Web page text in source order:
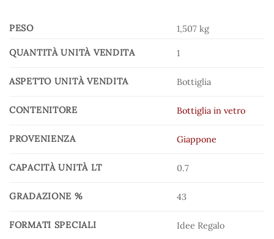
PESO 1,507 kg
QUANTITÀ UNITÀ VENDITA 1
ASPETTO UNITÀ VENDITA Bottiglia
CONTENITORE Bottiglia in vetro
PROVENIENZA Giappone
CAPACITÀ UNITÀ LT 0.7
GRADAZIONE % 43
FORMATI SPECIALI Idee Regalo